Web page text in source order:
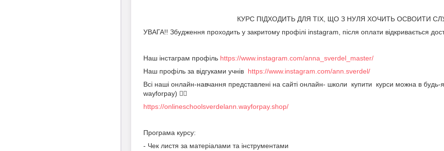
КУРС ПІДХОДИТЬ ДЛЯ ТІХ, ЩО З НУЛЯ ХОЧИТЬ ОСВОИТИ
УВАГА!! Збудження проходить у закритому профілі instagram, після оплати відкривається
Наш інстаграм профіль https://www.instagram.com/anna_sverdel_master/
Наш профіль за відгуками учнів https://www.instagram.com/ann.sverdel/
Всі наші онлайн-навчання представлені на сайті онлайн- школи купити курси можна в будь-
wayforpay) 👇🏻
https://onlineschoolsverdelann.wayforpay.shop/
Програма курсу:
- Чек листя за матеріалами та інструментами